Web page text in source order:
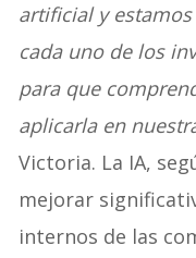
artificial y
cada uno de los
para que
aplicarla en
Victoria. La IA,
mejorar
internos de las